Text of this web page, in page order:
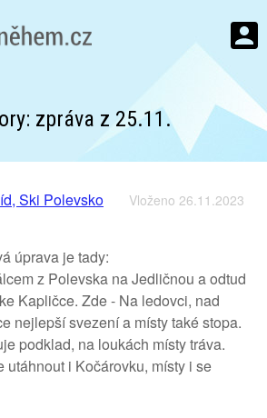
zpráva z 25.11.
Ski Polevsko
Vloženo 26.11.2023
úprava je tady:
z Polevska na Jedličnou a odtud
Kapličce. Zde - Na ledovci, nad
nejlepší svezení a místy také stopa.
podklad, na loukách místy tráva.
utáhnout i Kočárovku, místy i se